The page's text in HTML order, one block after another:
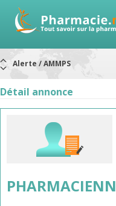
Alerte / AMMPS
ARRÊT DE
Rappel de lots :
Détail annonce